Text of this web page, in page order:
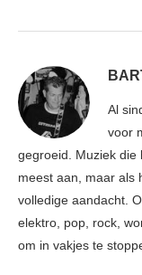
Al
voor
gegroeid. Muziek die
meest aan, maar als
volledige aandacht.
elektro, pop, rock,
om in vakjes te